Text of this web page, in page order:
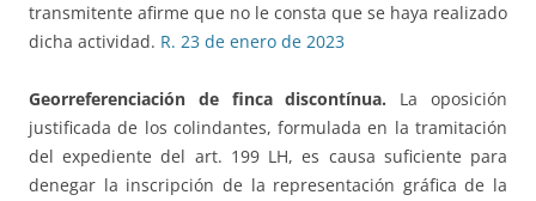
transmitente afirme que no le consta que se haya realizado
dicha actividad. R. 23 de enero de 2023
Georreferenciación de finca discontínua. La oposición
justificada de los colindantes, formulada en la tramitación
del expediente del art. 199 LH, es causa suficiente para
denegar la inscripción de la representación gráfica de la